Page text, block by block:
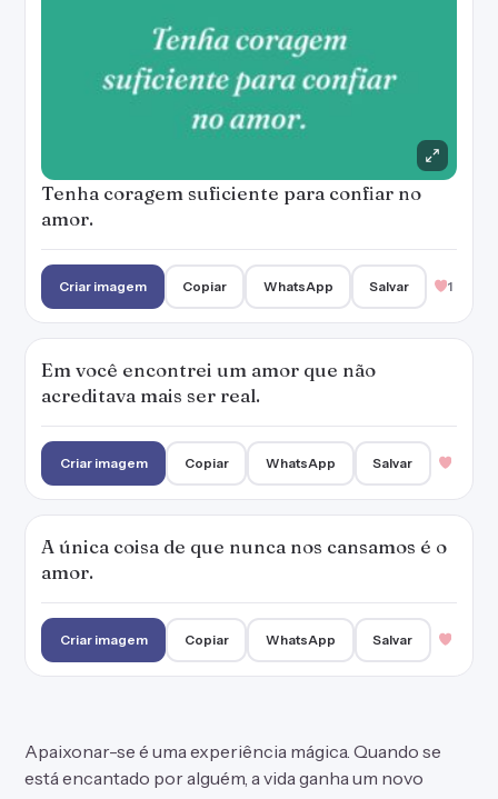
Tenha coragem suficiente para confiar no
amor.
Criar imagem Copiar WhatsApp Salvar 1
Em você encontrei um amor que não
acreditava mais ser real.
Criar imagem Copiar WhatsApp Salvar
A única coisa de que nunca nos cansamos é o
amor.
Criar imagem Copiar WhatsApp Salvar
Apaixonar-se é uma experiência mágica. Quando se
está encantado por alguém, a vida ganha um novo